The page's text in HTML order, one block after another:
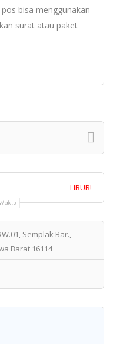
bisa menggunakan
surat atau paket
LIBUR!
Semplak Bar.,
Barat 16114